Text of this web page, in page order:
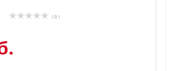
( 0 )